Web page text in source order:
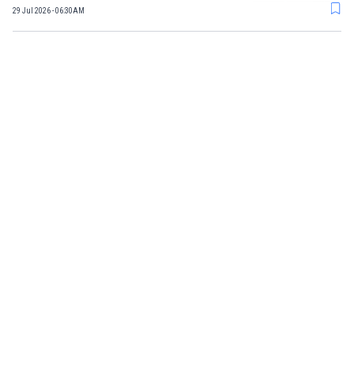
29 Jul 2026 - 06:30AM